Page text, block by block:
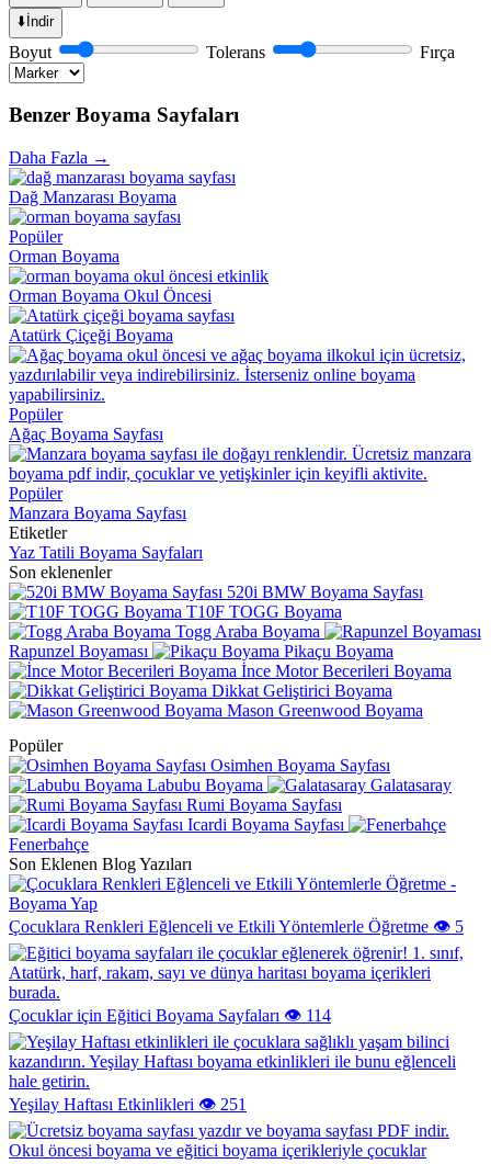
⬇️İndir
Boyut Tolerans Fırça
Benzer Boyama Sayfaları
Daha Fazla →
Dağ Manzarası Boyama
Popüler
Orman Boyama
Orman Boyama Okul Öncesi
Atatürk Çiçeği Boyama
Popüler
Ağaç Boyama Sayfası
Popüler
Manzara Boyama Sayfası
Etiketler
Yaz Tatili Boyama Sayfaları
Son eklenenler
520i BMW Boyama Sayfası
T10F TOGG Boyama
Togg Araba Boyama
Rapunzel Boyaması
Pikaçu Boyama
İnce Motor Becerileri Boyama
Dikkat Geliştirici Boyama
Mason Greenwood Boyama
Popüler
Osimhen Boyama Sayfası
Labubu Boyama
Galatasaray
Rumi Boyama Sayfası
Icardi Boyama Sayfası
Fenerbahçe
Son Eklenen Blog Yazıları
Çocuklara Renkleri Eğlenceli ve Etkili Yöntemlerle Öğretme 👁️ 5
Çocuklar için Eğitici Boyama Sayfaları 👁️ 114
Yeşilay Haftası Etkinlikleri 👁️ 251